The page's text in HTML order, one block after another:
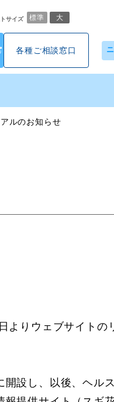
サイズ 標準 大
各種ご相談窓口
ルのお知らせ
りウェブサイトの
設し、以後、ヘル